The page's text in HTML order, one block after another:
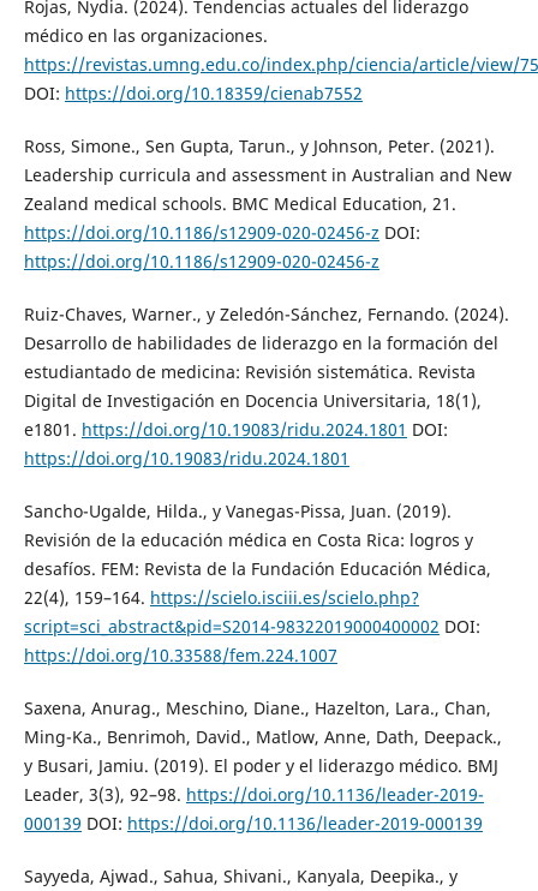
Rojas, Nydia. (2024). Tendencias actuales del liderazgo
médico en las organizaciones.
https://revistas.umng.edu.co/index.php/ciencia/article/view/
DOI: https://doi.org/10.18359/cienab7552
Ross, Simone., Sen Gupta, Tarun., y Johnson, Peter. (2021).
Leadership curricula and assessment in Australian and New
Zealand medical schools. BMC Medical Education, 21.
https://doi.org/10.1186/s12909-020-02456-z DOI:
https://doi.org/10.1186/s12909-020-02456-z
Ruiz-Chaves, Warner., y Zeledón-Sánchez, Fernando. (2024).
Desarrollo de habilidades de liderazgo en la formación del
estudiantado de medicina: Revisión sistemática. Revista
Digital de Investigación en Docencia Universitaria, 18(1),
e1801. https://doi.org/10.19083/ridu.2024.1801 DOI:
https://doi.org/10.19083/ridu.2024.1801
Sancho-Ugalde, Hilda., y Vanegas-Pissa, Juan. (2019).
Revisión de la educación médica en Costa Rica: logros y
desafíos. FEM: Revista de la Fundación Educación Médica,
22(4), 159–164. https://scielo.isciii.es/scielo.php?
script=sci_abstract&pid=S2014-98322019000400002 DOI:
https://doi.org/10.33588/fem.224.1007
Saxena, Anurag., Meschino, Diane., Hazelton, Lara., Chan,
Ming-Ka., Benrimoh, David., Matlow, Anne, Dath, Deepack.,
y Busari, Jamiu. (2019). El poder y el liderazgo médico. BMJ
Leader, 3(3), 92–98. https://doi.org/10.1136/leader-2019-
000139 DOI: https://doi.org/10.1136/leader-2019-000139
Sayyeda, Ajwad., Sahua, Shivani., Kanyala, Deepika., y